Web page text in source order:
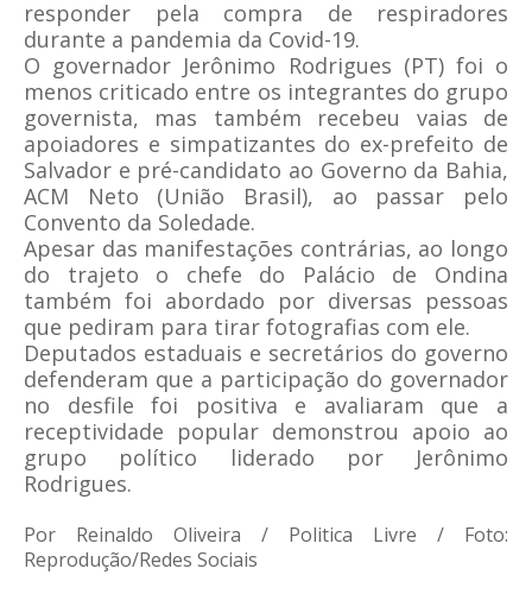
responder pela compra de respiradores
durante a pandemia da Covid-19.
O governador Jerônimo Rodrigues (PT) foi o
menos criticado entre os integrantes do grupo
governista, mas também recebeu vaias de
apoiadores e simpatizantes do ex-prefeito de
Salvador e pré-candidato ao Governo da Bahia,
ACM Neto (União Brasil), ao passar pelo
Convento da Soledade.
Apesar das manifestações contrárias, ao longo
do trajeto o chefe do Palácio de Ondina
também foi abordado por diversas pessoas
que pediram para tirar fotografias com ele.
Deputados estaduais e secretários do governo
defenderam que a participação do governador
no desfile foi positiva e avaliaram que a
receptividade popular demonstrou apoio ao
grupo político liderado por Jerônimo
Rodrigues.
Por Reinaldo Oliveira / Politica Livre / Foto:
Reprodução/Redes Sociais